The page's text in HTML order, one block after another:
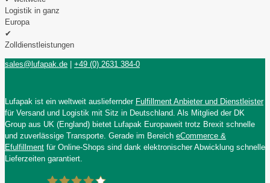
Logistik in ganz
Europa
✔
Zolldienstleistungen
sales@lufapak.de +49 (0) 2631 384-0
Lufapak ist ein weltweit ausliefernder Fulfillment Anbieter und Dienstleister
für Versand und Logistik mit Sitz in Deutschland. Als Mitglied der DK
Group aus UK (England) bietet Lufapak Europaweit trotz Brexit schnelle
und zuverlässige Transporte. Gerade im Bereich eCommerce &
Efulfillment für Online-Shops sind dank elektronischer Abwicklung schnelle
Lieferzeiten garantiert.